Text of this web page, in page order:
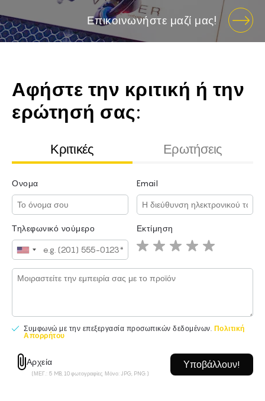
Επικοινωνήστε μαζί μας!
Αφήστε την κριτική ή την
ερώτησή σας:
Κριτικές Ερωτήσεις
Ονομα Email
Τηλεφωνικό νούμερο Εκτίμηση
Συμφωνώ με την επεξεργασία προσωπικών δεδομένων. Πολιτική
Απορρήτου
Αρχεία
(ΜΕΓ.: 5 MB, 10 φωτογραφίες. Μόνο: JPG, PNG.)
Ονομα Email
Αρχεία